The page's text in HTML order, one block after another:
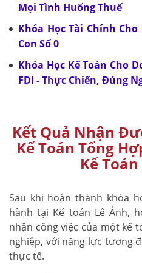
Mọi Tình Huống Thuế
Khóa Học Tài Chính
Con Số 0
Khóa Học Kế Toán Cho
FDI - Thực Chiến, Đúng
Kết Quả Nhận
Kế Toán Tổng
Kế
Sau khi hoàn thành khóa
hành tại Kế toán Lê Ánh,
nhận công việc của một kế
nghiệp, với năng lực tương
thực tế.